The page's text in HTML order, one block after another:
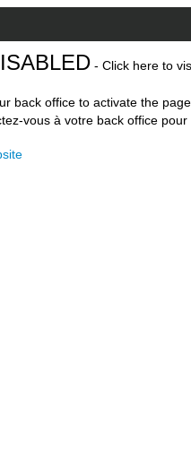
- Click here to
back office to activate the
vous à votre back office